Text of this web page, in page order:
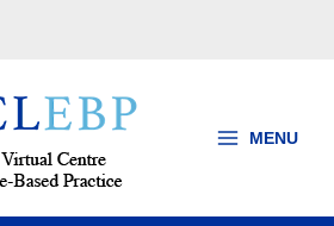
MENU